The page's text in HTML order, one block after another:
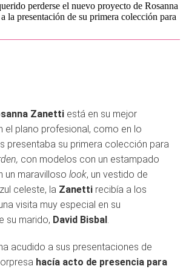
perderse el nuevo proyecto de Rosanna
la presentación de su primera colección para
Zanetti está en su mejor
el plano profesional, como en lo
presentaba su primera colección para
con modelos con un estampado
un maravilloso look, un vestido de
celeste, la Zanetti recibía a los
visita muy especial en su
su marido, David Bisbal.
acudido a sus presentaciones de
hacía acto de presencia para